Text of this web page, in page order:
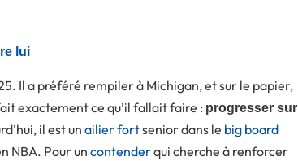
lui
Il a préféré rempiler à Michigan, et sur le papier,
exactement ce qu’il fallait faire : progresser sur
il est un ailier fortsenior dans le big board
NBA. Pour uncontenderqui cherche à renforcer